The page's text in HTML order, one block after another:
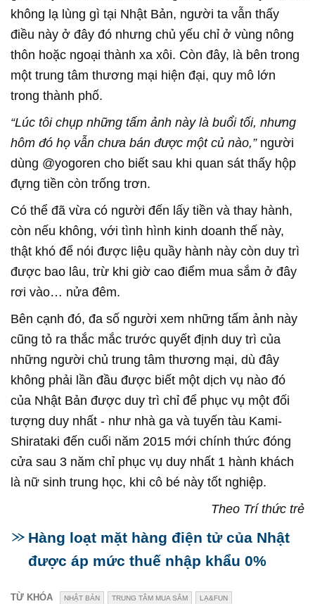
không lạ lùng gì tại Nhật Bản, người ta vẫn thấy
điều này ở đây đó nhưng chủ yếu chỉ ở vùng nông
thôn hoặc ngoại thành xa xôi. Còn đây, là bên trong
một trung tâm thương mại hiện đại, quy mô lớn
trong thành phố.
“Lúc tôi chụp những tấm ảnh này là buổi tối, nhưng
hôm đó họ vẫn chưa bán được một củ nào,”người
dùng @yogoren cho biết sau khi quan sát thấy hộp
đựng tiền còn trống trơn.
Có thể đã vừa có người đến lấy tiền và thay hành,
còn nếu không, với tình hình kinh doanh thế này,
thật khó để nói được liệu quầy hành này còn duy trì
được bao lâu, trừ khi giờ cao điểm mua sắm ở đây
rơi vào… nửa đêm.
Bên cạnh đó, đa số người xem những tấm ảnh này
cũng tỏ ra thắc mắc trước quyết định duy trì của
những người chủ trung tâm thương mại, dù đây
không phải lần đầu được biết một dịch vụ nào đó
của Nhật Bản được duy trì chỉ để phục vụ một đối
tượng duy nhất - như nhà ga và tuyến tàu Kami-
Shirataki đến cuối năm 2015 mới chính thức đóng
cửa sau 3 năm chỉ phục vụ duy nhất 1 hành khách
là nữ sinh trung học, khi cô bé này tốt nghiệp.
Theo Trí thức trẻ
Hàng loạt mặt hàng điện tử của Nhật
được áp mức thuế nhập khẩu 0%
TỪ KHÓA NHẬT BẢN TRUNG TÂM MUA SẮM LẠ&FUN